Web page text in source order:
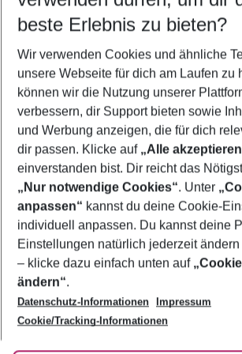
5-8 Nächte
2 Erwachsene Keine Kinder
Mehr Filter anzeigen
Footer
Footer navigation
Über uns
AGB
Bestpreisgarantie
Cookie-Einstellungen ändern
Cookie-Richtlinie
Agenturbetreuung
Barrierefreies Reisen
Folge uns
beste Erlebnis zu bieten?
Wir verwenden Cookies und ähnliche
unsere Webseite für dich am Laufen zu
können wir die Nutzung unserer
verbessern, dir Support bieten sowie
und Werbung anzeigen, die für dich
dir passen. Klicke auf „Alle
einverstanden bist. Dir reicht das
„Nur notwendige Cookies“. Unter
anpassen“ kannst du deine Cookie-
individuell anpassen. Du kannst deine
Einstellungen natürlich jederzeit
– klicke dazu einfach unten auf
ändern“.
Datenschutz-Informationen
Impressum
Cookie/Tracking-Informationen